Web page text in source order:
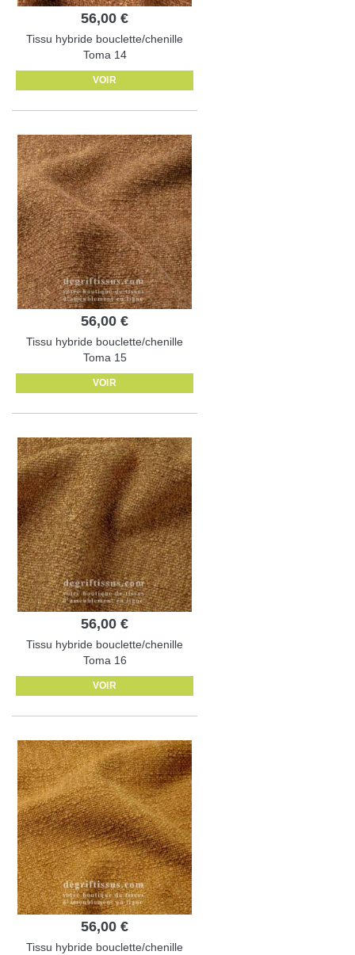
56,00 €
Tissu hybride bouclette/chenille
Toma 14
VOIR
56,00 €
Tissu hybride bouclette/chenille
Toma 15
VOIR
56,00 €
Tissu hybride bouclette/chenille
Toma 16
VOIR
56,00 €
Tissu hybride bouclette/chenille